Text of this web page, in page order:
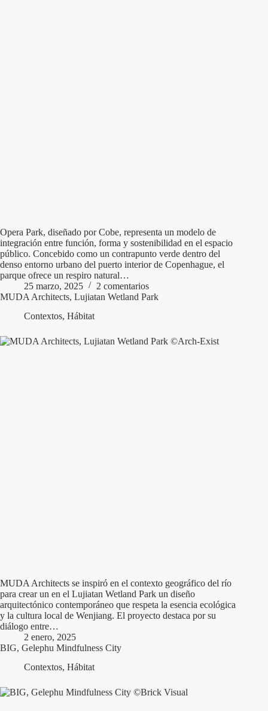
Opera Park, diseñado por Cobe, representa un modelo de
integración entre función, forma y sostenibilidad en el espacio
público. Concebido como un contrapunto verde dentro del
denso entorno urbano del puerto interior de Copenhague, el
parque ofrece un respiro natural…
25 marzo, 2025
2 comentarios
MUDA Architects, Lujiatan Wetland Park
Contextos, Hábitat
MUDA Architects se inspiró en el contexto geográfico del río
para crear un en el Lujiatan Wetland Park un diseño
arquitectónico contemporáneo que respeta la esencia ecológica
y la cultura local de Wenjiang. El proyecto destaca por su
diálogo entre…
2 enero, 2025
BIG, Gelephu Mindfulness City
Contextos, Hábitat